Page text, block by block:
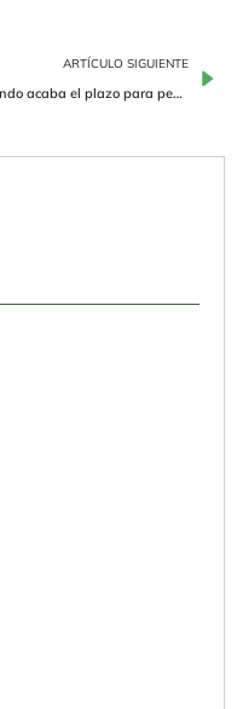
ARTÍCULO SIGUIENTE
¿Cuándo acaba el plazo para pedir el Ordenador del Kit Digital?